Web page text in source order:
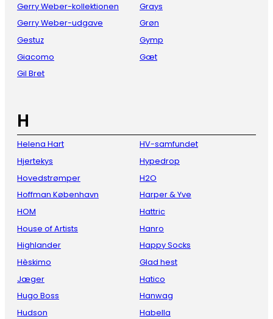
Gerry Weber-kollektionen
Gerry Weber-udgave
Gestuz
Giacomo
Gil Bret
Grays
Grøn
Gymp
Gæt
H
Helena Hart
Hjertekys
Hovedstrømper
Hoffman København
HOM
House of Artists
Highlander
Hèskimo
Jæger
Hugo Boss
Hudson
HV-samfundet
Hypedrop
H2O
Harper & Yve
Hattric
Hanro
Happy Socks
Glad hest
Hatico
Hanwag
Habella